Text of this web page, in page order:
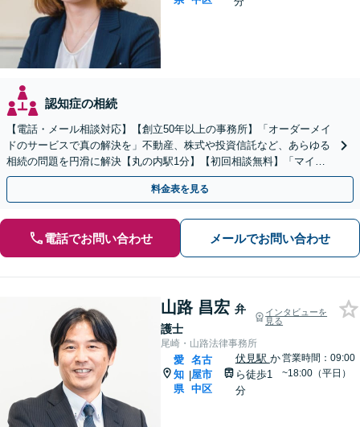
認知症の相続
【電話・メール相談対応】【創立50年以上の事務所】「オーダーメイ
ドのサービスで真の解決を」不動産、株式や投資信託など、あらゆる
相続の問題を円滑に解決【丸の内駅1分】【初回相談無料】「マイナ
スの財産がある場合には相続放棄をご検討ください」
料金表を見る
電話でお問い合わせ メールでお問い合わせ
山路 昌宏 弁
護士
インタビューを
見る
尾崎・山路法律事務所
愛
知
県
|
名古
屋市
中区
伏見駅 か
ら徒歩1
分
営業時間：09:00
~18:00（平日）